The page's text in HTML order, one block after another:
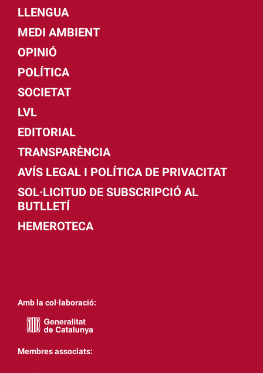
LLENGUA
MEDI AMBIENT
OPINIÓ
POLÍTICA
SOCIETAT
LVL
EDITORIAL
TRANSPARÈNCIA
AVÍS LEGAL I POLÍTICA DE PRIVACITAT
SOL·LICITUD DE SUBSCRIPCIÓ AL
BUTLLETÍ
HEMEROTECA
Amb la col·laboració:
Membres associats: